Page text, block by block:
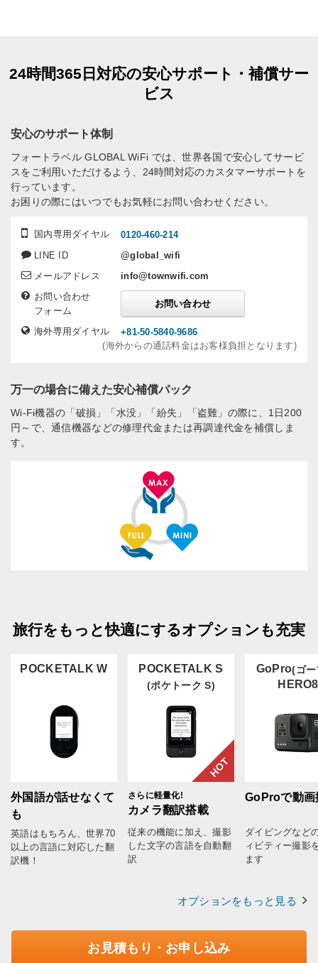
24時間365日対応の安心サポート・補償サー
ビス
安心のサポート体制
国内専用ダイヤル
0120-460-214
LINE ID
@global_wifi
メールアドレス
info@townwifi.com
お問い合わせ
フォーム
お問い合わせ
海外専用ダイヤル
+81-50-5840-9686
(海外からの通話料金はお客様負担となります)
フォートラベル GLOBAL WiFi では、世界各国で安心してサービ
スをご利用いただけるよう、24時間対応のカスタマーサポートを
行っています。
お困りの際にはいつでもお気軽にお問い合わせください。
万一の場合に備えた安心補償パック
Wi-Fi機器の「破損」「水没」「紛失」「盗難」の際に、1日200
円～で、通信機器などの修理代金または再調達代金を補償しま
す。
旅行をもっと快適にするオプションも充実
POCKETALK W
外国語が話せなくて
も
英語はもちろん、世界70
以上の言語に対応した翻
訳機！
POCKETALK S
(ポケトーク S)
HOT
さらに軽量化!
カメラ翻訳搭載
従来の機能に加え、撮影
した文字の言語を自動翻
訳
GoPro(ゴ
HERO8
GoProで動画
ダイビングなど
ィビティー撮影
ます
オプションをもっと見る
お見積もり・お申し込み